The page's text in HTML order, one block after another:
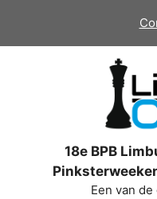
de
18e BPB
Een van